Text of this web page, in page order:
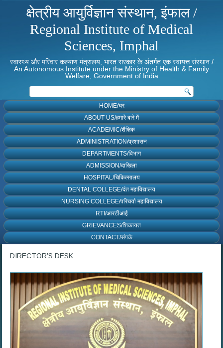
क्षेत्रीय आयुर्विज्ञान संस्थान, इंफाल /
Regional Institute of Medical
Sciences, Imphal
स्वास्थ्य और परिवार कल्याण मंत्रालय, भारत सरकार के अंतर्गत एक स्वायत्त संस्थान /
An Autonomous Institute under the Ministry of Health & Family
Welfare, Government of India
HOME/घर
ABOUT US/हमारे बारे में
ACADEMIC/शैक्षिक
ADMINISTRATION/प्रशासन
DEPARTMENTS/विभाग
ADMISSION/दाखिला
HOSPITAL/चिकित्सालय
DENTAL COLLEGE/दंत महाविद्यालय
NURSING COLLEGE/परिचर्या महाविद्यालय
RTI/आरटीआई
GRIEVANCES/शिकायत
CONTACT/संपर्क
DIRECTOR’S DESK